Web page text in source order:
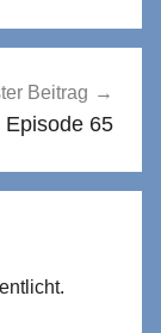
Beitrag
Episode 65